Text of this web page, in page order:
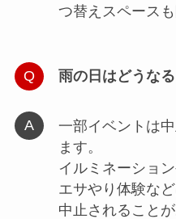
つ替えスペース
雨の日はどうな
一部イベントは
ます。
イルミネーショ
エサやり体験な
中止されること